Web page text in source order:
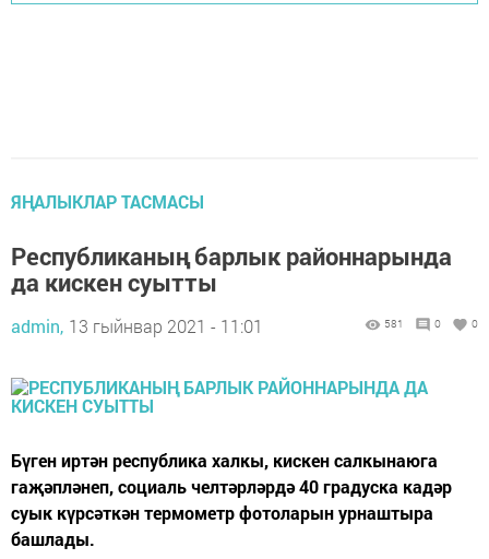
ЯҢАЛЫКЛАР ТАСМАСЫ
Республиканың барлык районнарында
да кискен суытты
admin, 13 гыйнвар 2021 - 11:01 581 0 0
Бүген иртән республика халкы, кискен салкынаюга
гаҗәпләнеп, социаль челтәрләрдә 40 градуска кадәр
суык күрсәткән термометр фотоларын урнаштыра
башлады.